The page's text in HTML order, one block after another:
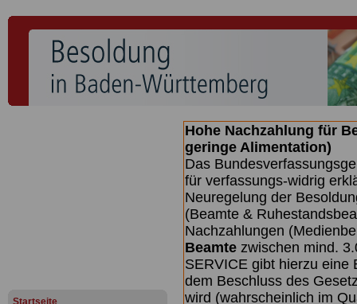
Startseite
Hohe Nachzahlung für
geringe Alimentation)
Das
für verfassungs-widrig
Neuregelung der
(Beamte &
Nachzahlungen
Beamte zwischen mind.
SERVICE gibt hierzu eine
dem Beschluss des
wird (wahrscheinlich im